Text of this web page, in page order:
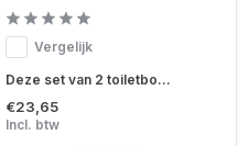
Vergelijk
Deze set van 2 toiletbo...
€23,65
Incl. btw